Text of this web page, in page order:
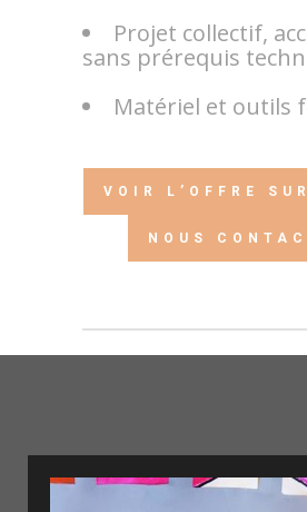
Projet collectif,
sans prérequis
Matériel et outils
VOIR L’OFFRE
NOUS